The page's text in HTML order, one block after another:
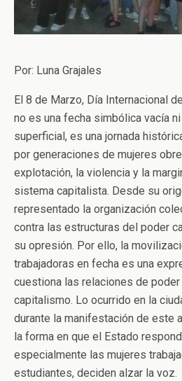
Por: Luna Grajales
El 8 de Marzo, Día Internacional
no es una fecha simbólica vacía
superficial, es una jornada
por generaciones de mujeres
explotación, la violencia y la
sistema capitalista. Desde su
representado la organización
contra las estructuras del poder
su opresión. Por ello, la
trabajadoras en fecha es una
cuestiona las relaciones de
capitalismo. Lo ocurrido en la
durante la manifestación de este
la forma en que el Estado
especialmente las mujeres
estudiantes, deciden alzar la voz.